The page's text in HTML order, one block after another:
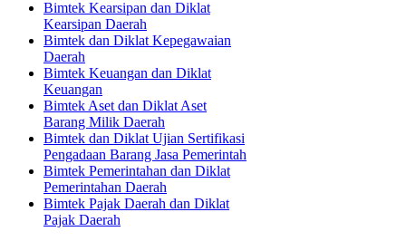
Bimtek Kearsipan dan Diklat
Kearsipan Daerah
Bimtek dan Diklat Kepegawaian
Daerah
Bimtek Keuangan dan Diklat
Keuangan
Bimtek Aset dan Diklat Aset
Barang Milik Daerah
Bimtek dan Diklat Ujian Sertifikasi
Pengadaan Barang Jasa Pemerintah
Bimtek Pemerintahan dan Diklat
Pemerintahan Daerah
Bimtek Pajak Daerah dan Diklat
Pajak Daerah